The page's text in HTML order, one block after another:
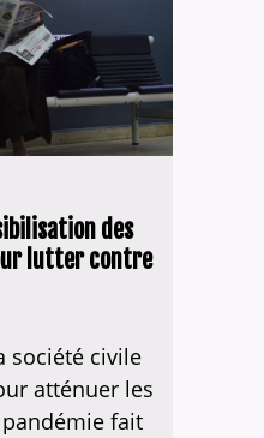
des
lutter contre
société civile
atténuer les
fait